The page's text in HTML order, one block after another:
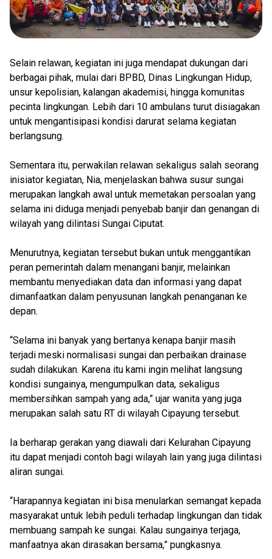
Selain relawan, kegiatan ini juga mendapat dukungan dari
berbagai pihak, mulai dari BPBD, Dinas Lingkungan Hidup,
unsur kepolisian, kalangan akademisi, hingga komunitas
pecinta lingkungan. Lebih dari 10 ambulans turut disiagakan
untuk mengantisipasi kondisi darurat selama kegiatan
berlangsung.
Sementara itu, perwakilan relawan sekaligus salah seorang
inisiator kegiatan, Nia, menjelaskan bahwa susur sungai
merupakan langkah awal untuk memetakan persoalan yang
selama ini diduga menjadi penyebab banjir dan genangan di
wilayah yang dilintasi Sungai Ciputat.
Menurutnya, kegiatan tersebut bukan untuk menggantikan
peran pemerintah dalam menangani banjir, melainkan
membantu menyediakan data dan informasi yang dapat
dimanfaatkan dalam penyusunan langkah penanganan ke
depan.
“Selama ini banyak yang bertanya kenapa banjir masih
terjadi meski normalisasi sungai dan perbaikan drainase
sudah dilakukan. Karena itu kami ingin melihat langsung
kondisi sungainya, mengumpulkan data, sekaligus
membersihkan sampah yang ada,” ujar wanita yang juga
merupakan salah satu RT di wilayah Cipayung tersebut.
Ia berharap gerakan yang diawali dari Kelurahan Cipayung
itu dapat menjadi contoh bagi wilayah lain yang juga dilintasi
aliran sungai.
“Harapannya kegiatan ini bisa menularkan semangat kepada
masyarakat untuk lebih peduli terhadap lingkungan dan tidak
membuang sampah ke sungai. Kalau sungainya terjaga,
manfaatnya akan dirasakan bersama,” pungkasnya.